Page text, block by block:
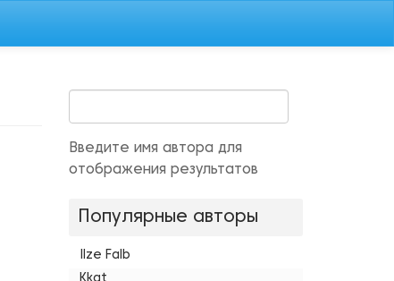
Введите имя автора для
отображения результатов
Популярные авторы
Ilze Falb